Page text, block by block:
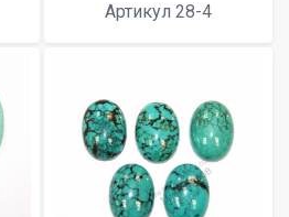
Артикул 28-4